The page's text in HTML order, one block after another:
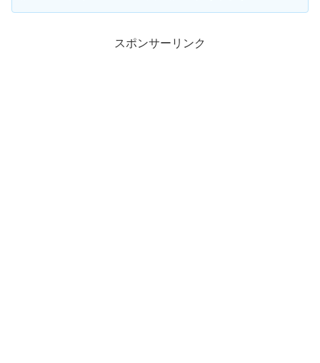
スポンサーリンク